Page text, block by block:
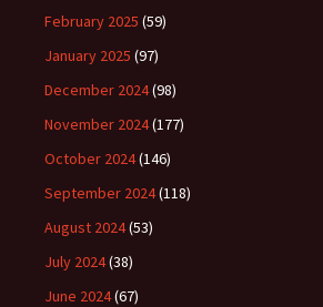
February 2025 (59)
January 2025 (97)
December 2024(98)
November 2024(177)
October 2024(146)
September 2024(118)
August 2024(53)
July 2024(38)
June 2024(67)